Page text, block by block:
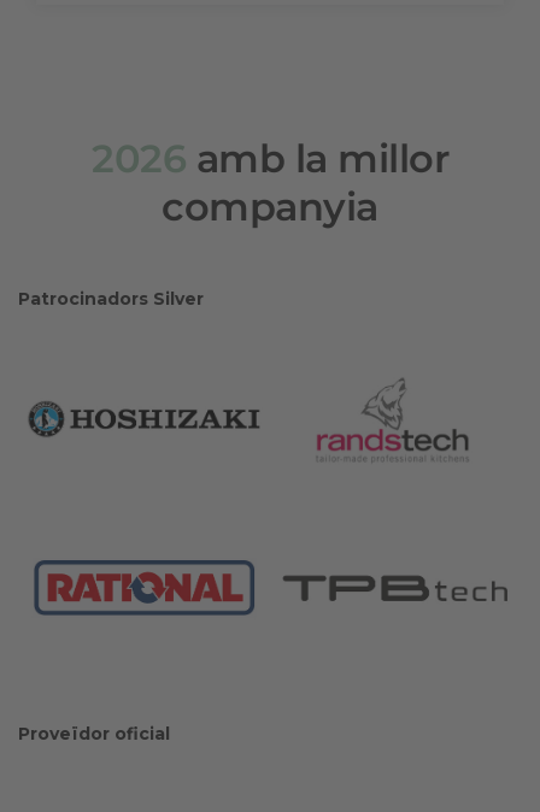
2026 amb la millor
companyia
Patrocinadors Silver
Proveïdor oficial